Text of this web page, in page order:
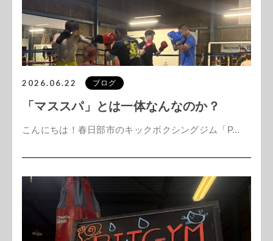
2026.06.22 ブログ
「マススパ」とは一体なんなのか？
こんにちは！春日部市のキックボクシングジム「P...